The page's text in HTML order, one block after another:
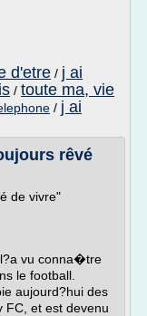
d'etre / j ai
/ toute ma, vie
/ j ai
rêvé
de vivre"
vu conna�tre
le football.
aujourd?hui des
FC, et est devenu